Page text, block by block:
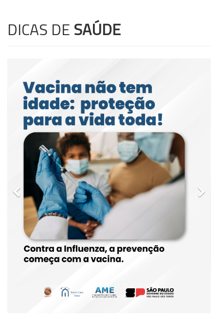
DICAS DE SAÚDE